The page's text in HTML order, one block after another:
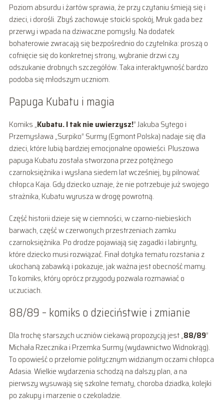
Poziom absurdu i żartów sprawia, że przy czytaniu śmieją się i
dzieci, i dorośli. Zbyś zachowuje stoicki spokój, Mruk gada bez
przerwy i wpada na dziwaczne pomysły. Na dodatek
bohaterowie zwracają się bezpośrednio do czytelnika: proszą o
cofnięcie się do konkretnej strony, wybranie drzwi czy
odszukanie drobnych szczegółów. Taka interaktywność bardzo
podoba się młodszym uczniom.
Papuga Kubatu i magia
Komiks „Kubatu. I tak nie uwierzysz!” Jakuba Sytego i
Przemysława „Surpiko” Surmy (Egmont Polska) nadaje się dla
dzieci, które lubią bardziej emocjonalne opowieści. Pluszowa
papuga Kubatu została stworzona przez potężnego
czarnoksiężnika i wysłana siedem lat wcześniej, by pilnować
chłopca Kaja. Gdy dziecko uznaje, że nie potrzebuje już swojego
strażnika, Kubatu wyrusza w drogę powrotną.
Część historii dzieje się w ciemności, w czarno-niebieskich
barwach, część w czerwonych przestrzeniach zamku
czarnoksiężnika. Po drodze pojawiają się zagadki i labirynty,
które dziecko musi rozwiązać. Finał dotyka tematu rozstania z
ukochaną zabawką i pokazuje, jak ważna jest obecność mamy.
To komiks, który oprócz przygody pozwala rozmawiać o
uczuciach.
88/89 – komiks o dzieciństwie i zmianie
Dla trochę starszych uczniów ciekawą propozycją jest „88/89”
Michała Rzecznika i Przemka Surmy (wydawnictwo Widnokrąg).
To opowieść o przełomie politycznym widzianym oczami chłopca
Adasia. Wielkie wydarzenia schodzą na dalszy plan, a na
pierwszy wysuwają się szkolne tematy, choroba dziadka, kolejki
po zakupy i marzenie o czekoladzie.